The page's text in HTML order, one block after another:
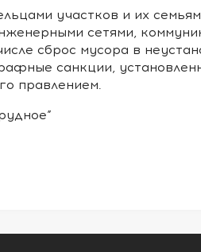
участков и их
сетями,
сброс мусора в
санкции,
правлением.